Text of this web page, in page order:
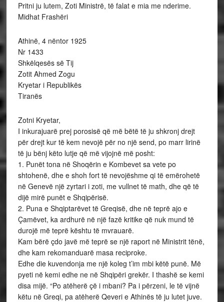
Pritni ju lutem, Zoti Ministrë, të falat e mia me nderime.
Midhat Frashëri
Athinë, 4 nëntor 1925
Nr 1433
Shkëlqesës së Tij
Zotit Ahmed Zogu
Kryetar i Republikës
Tiranës
Zotni Kryetar,
I inkurajuarë prej porosisë që më bëtë të ju shkronj drejt
për drejt kur të kem nevojë për no një send, po marr lirinë
të ju bënj këto lutje që më vijojnë më posht:
1. Punët tona në Shoqërin e Kombevet sa vete po
shtohenë, dhe e shoh fort të nevojëshme qi të emërohetë
në Genevë një zyrtari i zoti, me vullnet të math, dhe që të
dijë mirë punët e Shqipërisë.
2. Puna e Shqiptarëvet të Greqisë, dhe në teprë ajo e
Çamëvet, ka ardhurë në një fazë kritike që nuk mund të
durojë më teprë kështu të mvrauarë.
Kam bërë çdo javë më teprë se një raport në Ministrit tënë,
dhe kam rekomanduarë masa reciproke.
Edhe die kuvendonja me një koleg t’im mbi këtë punë. Më
pyeti në kemi edhe ne në Shqipëri grekër. I thashë se kemi
disa mijë. “Po atëherë çë i mbani? Pa i përzeni, le të vijnë
këtu në Greqi, pa atëherë Qeveri e Athinës të ju lutet juve.